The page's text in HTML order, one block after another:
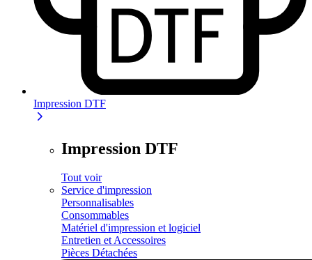
Impression DTF
Impression DTF
Tout voir
Service d'impression
Personnalisables
Consommables
Matériel d'impression et logiciel
Entretien et Accessoires
Pièces Détachées